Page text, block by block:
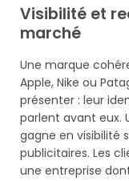
Visibilité et
marché
Une marque
Apple, Nike ou
présenter : leur
parlent avant eux.
gagne en visibilité
publicitaires. Les
une entreprise